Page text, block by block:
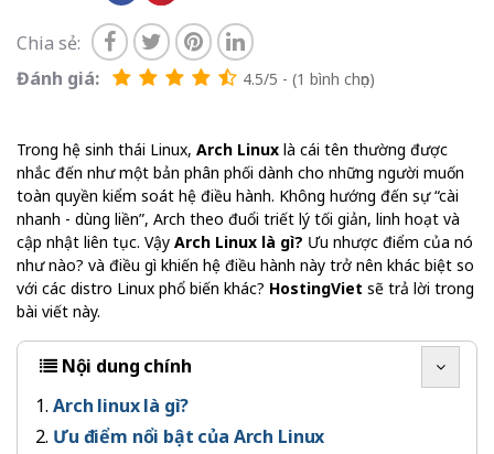
Chia sẻ:
Đánh giá:
4.5/5 - (1 bình chọn)
Trong hệ sinh thái Linux, Arch Linux là cái tên thường được
nhắc đến như một bản phân phối dành cho những người muốn
toàn quyền kiểm soát hệ điều hành. Không hướng đến sự “cài
nhanh - dùng liền”, Arch theo đuổi triết lý tối giản, linh hoạt và
cập nhật liên tục. Vậy Arch Linux là gì? Ưu nhược điểm của nó
như nào? và điều gì khiến hệ điều hành này trở nên khác biệt so
với các distro Linux phổ biến khác? HostingViet sẽ trả lời trong
bài viết này.
Nội dung chính
Arch linux là gì?
Ưu điểm nổi bật của Arch Linux